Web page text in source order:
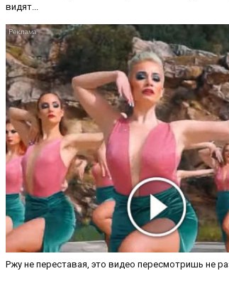
видят...
Ржу не переставая, это видео пересмотришь не